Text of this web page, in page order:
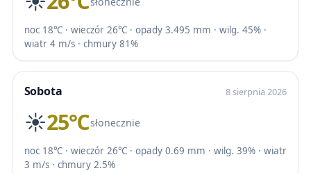
noc 18℃ · wieczór 26℃ · opady 3.495 mm · wilg. 45% ·
wiatr 4 m/s · chmury 81%
Sobota 8 sierpnia 2026
☀️25℃słonecznie
noc 18℃ · wieczór 26℃ · opady 0.69 mm · wilg. 39% · wiatr
3 m/s · chmury 2.5%